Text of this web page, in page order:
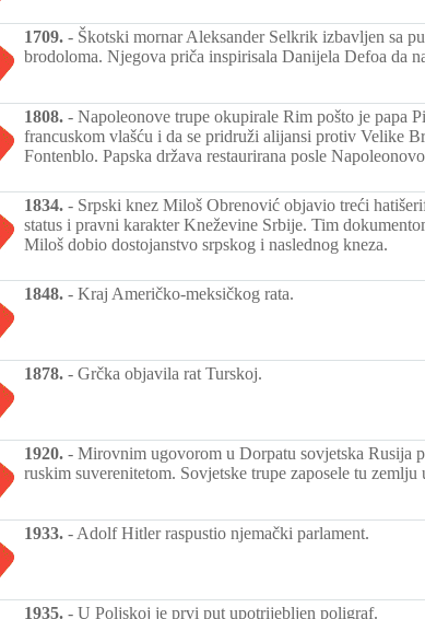
1709. - Škotski mornar Aleksander Selkrik izbavljen sa
brodoloma. Njegova priča inspirisala Danijela Defoa da
1808. - Napoleonove trupe okupirale Rim pošto je papa
francuskom vlašću i da se pridruži alijansi protiv Velike
Fontenblo. Papska država restaurirana posle
1834. - Srpski knez Miloš Obrenović objavio treći
status i pravni karakter Kneževine Srbije. Tim
Miloš dobio dostojanstvo srpskog i naslednog kneza.
1848. - Kraj Američko-meksičkog rata.
1878. - Grčka objavila rat Turskoj.
1920. - Mirovnim ugovorom u Dorpatu sovjetska Rusija
ruskim suverenitetom. Sovjetske trupe zaposele tu
1933. - Adolf Hitler raspustio njemački parlament.
1935. - U Poljskoj je prvi put upotrijebljen poligraf.